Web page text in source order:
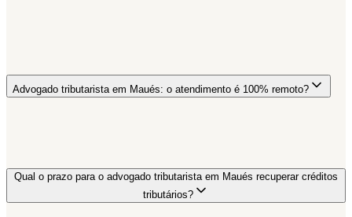
Advogado tributarista em Maués: o atendimento é 100% remoto?
Qual o prazo para o advogado tributarista em Maués recuperar créditos
tributários?